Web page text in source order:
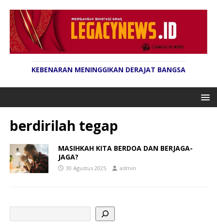
KEBENARAN MENINGGIKAN DERAJAT BANGSA
berdirilah tegap
MASIHKAH KITA BERDOA DAN BERJAGA-
JAGA?
30 Agustus 2025 admin